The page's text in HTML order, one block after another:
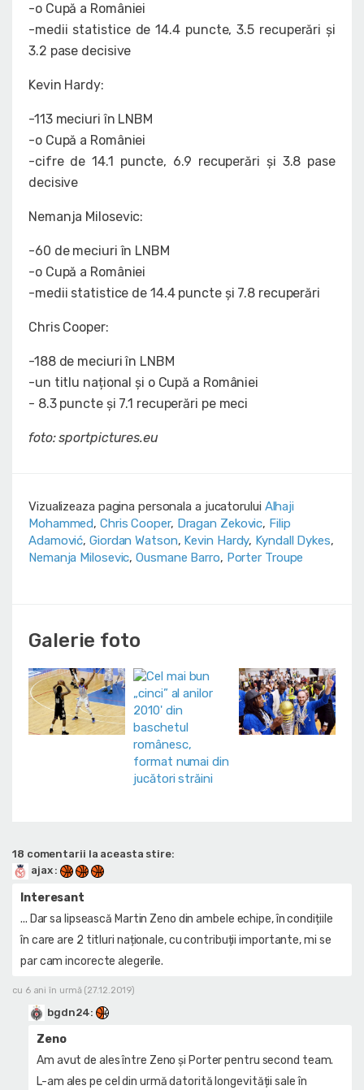
-o Cupă a României
-medii statistice de 14.4 puncte, 3.5 recuperări și
3.2 pase decisive
Kevin Hardy:
-113 meciuri în LNBM
-o Cupă a României
-cifre de 14.1 puncte, 6.9 recuperări și 3.8 pase
decisive
Nemanja Milosevic:
-60 de meciuri în LNBM
-o Cupă a României
-medii statistice de 14.4 puncte și 7.8 recuperări
Chris Cooper:
-188 de meciuri în LNBM
-un titlu național și o Cupă a României
- 8.3 puncte și 7.1 recuperări pe meci
foto: sportpictures.eu
Vizualizeaza pagina personala a jucatorului Alhaji
Mohammed,Chris Cooper, Dragan Zekovic, Filip
Adamović,Giordan Watson, Kevin Hardy, Kyndall Dykes,
Nemanja Milosevic,Ousmane Barro, Porter Troupe
Galerie foto
18 comentarii la aceasta stire:
ajax :
Interesant
... Dar sa lipsească Martin Zeno din ambele echipe, în condițiile
în care are 2 titluri naționale, cu contribuții importante, mi se
par cam incorecte alegerile.
cu 6 ani în urmă (27.12.2019)
bgdn24:
Zeno
Am avut de ales între Zeno și Porter pentru second team.
L-am ales pe cel din urmă datorită longevității sale în